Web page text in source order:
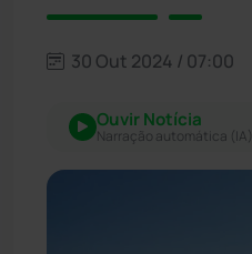
30 Out 2024 / 07:00
Ouvir Notícia
Narração automática (IA)